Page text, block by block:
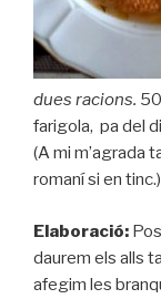
dues racions.
farigola, pa del
(A mi m’agrada
romaní si en tinc.)
Elaboració:
daurem els alls
afegim les